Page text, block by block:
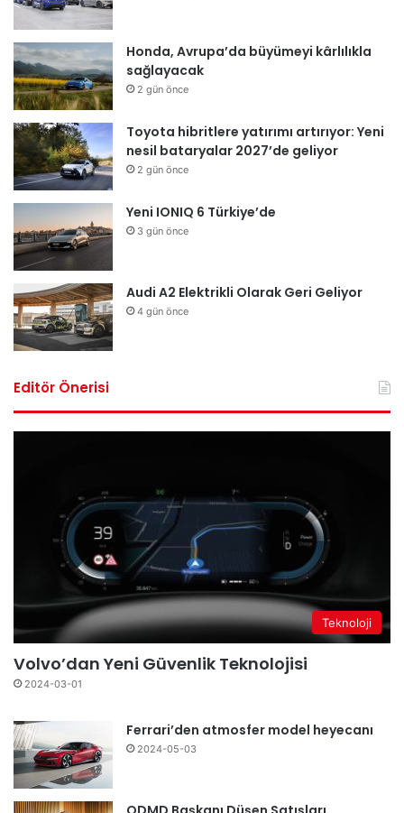
Honda, Avrupa’da büyümeyi kârlılıkla
sağlayacak
2 gün önce
Toyota hibritlere yatırımı artırıyor: Yeni
nesil bataryalar 2027’de geliyor
2 gün önce
Yeni IONIQ 6 Türkiye’de
3 gün önce
Audi A2 Elektrikli Olarak Geri Geliyor
4 gün önce
Editör Önerisi
Teknoloji
Volvo’dan Yeni Güvenlik Teknolojisi
2024-03-01
Ferrari’den atmosfer model heyecanı
2024-05-03